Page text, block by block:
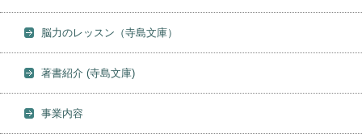
脳力のレッスン（寺島文庫）
著書紹介 (寺島文庫)
事業内容